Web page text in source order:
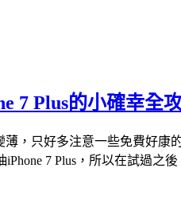
7 Plus的小確幸全
，只好多注意一些免費好康
7 Plus，所以在試過之